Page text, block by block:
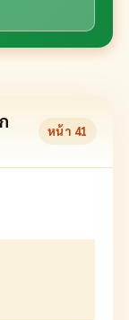
หน้า 41